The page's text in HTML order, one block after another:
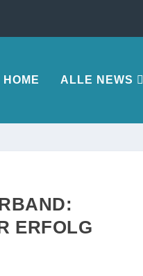
HOME ALLE NEWS
V